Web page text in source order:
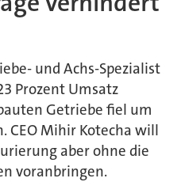
und Achs-Spezialist
Prozent Umsatz
Getriebe fiel um
CEO Mihir Kotecha will
aber ohne die
voranbringen.